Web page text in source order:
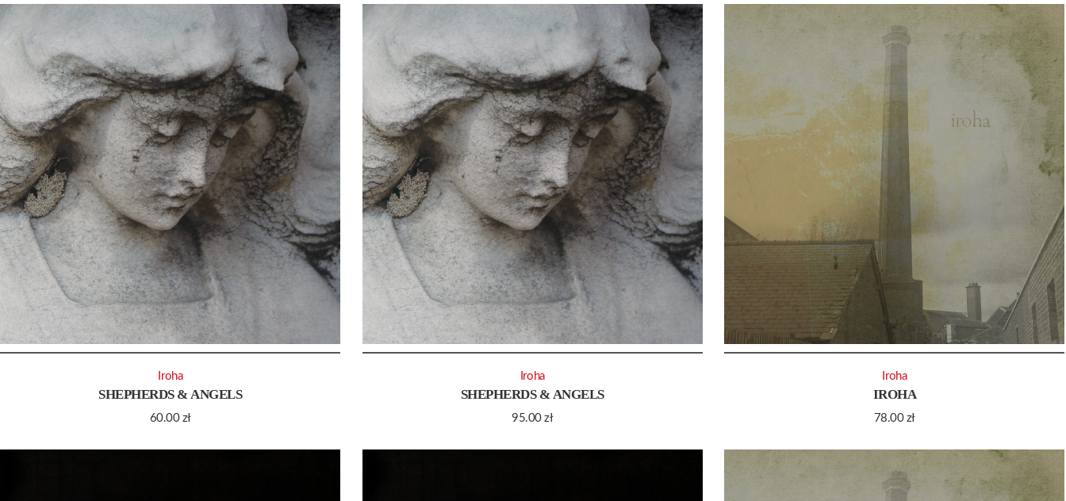
SHEPHERDS & ANGELS
60.00 zł
Iroha
SHEPHERDS & ANGELS
95.00zł
Iroha
IROHA
78.00 zł
Iroha